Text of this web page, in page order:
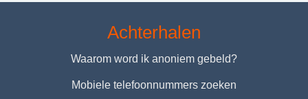
Achterhalen
Waarom word ik anoniem gebeld?
Mobiele telefoonnummers zoeken